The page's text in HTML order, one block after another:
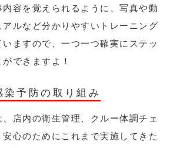
内容を覚えられるように、写真や動
ルなど分かりやすいトレーニング
ますので、一つ一つ確実にステッ
できますよ！
染予防の取り組み
店内の衛生管理、クルー体調チェ
心のためにこれまで実施してきた